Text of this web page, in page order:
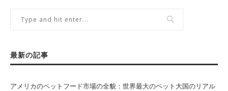
最新の記事
アメリカのペットフード市場の全貌：世界最大のペット大国のリアル